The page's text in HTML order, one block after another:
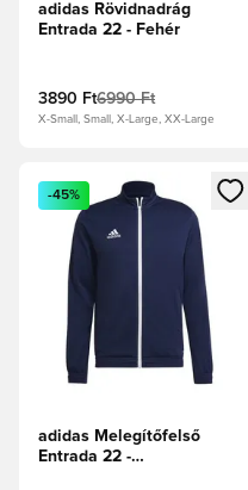
adidas Rövidnadrág
Entrada 22 - Fehér
3890 Ft6990 Ft
X-Small, Small, X-Large, XX-Large
Megnyit egy modált a
-45%
adidas Melegítőfelső
Entrada 22 -